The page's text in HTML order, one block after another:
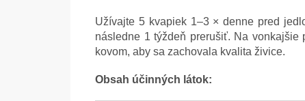
Užívajte 5 kvapiek 1–3 × denne pred
následne 1 týždeň prerušiť. Na vonkajšie
kovom, aby sa zachovala kvalita živice.
Obsah účinných látok: